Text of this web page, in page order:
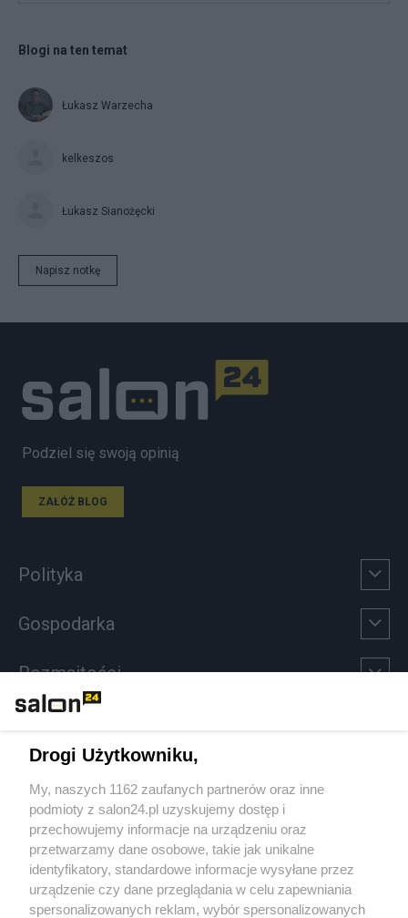
Blogi na ten temat
Łukasz Warzecha
kelkeszos
Łukasz Sianożęcki
Napisz notkę
Podziel się swoją opinią
ZAŁÓŻ BLOG
Polityka
Gospodarka
Rozmaitości
Sport
Społeczeństwo
Kultura
Drogi Użytkowniku,
My, naszych 1162 zaufanych partnerów oraz inne
podmioty z salon24.pl uzyskujemy dostęp i
przechowujemy informacje na urządzeniu oraz
przetwarzamy dane osobowe, takie jak unikalne
identyfikatory, standardowe informacje wysyłane przez
urządzenie czy dane przeglądania w celu zapewniania
spersonalizowanych reklam, wybór spersonalizowanych